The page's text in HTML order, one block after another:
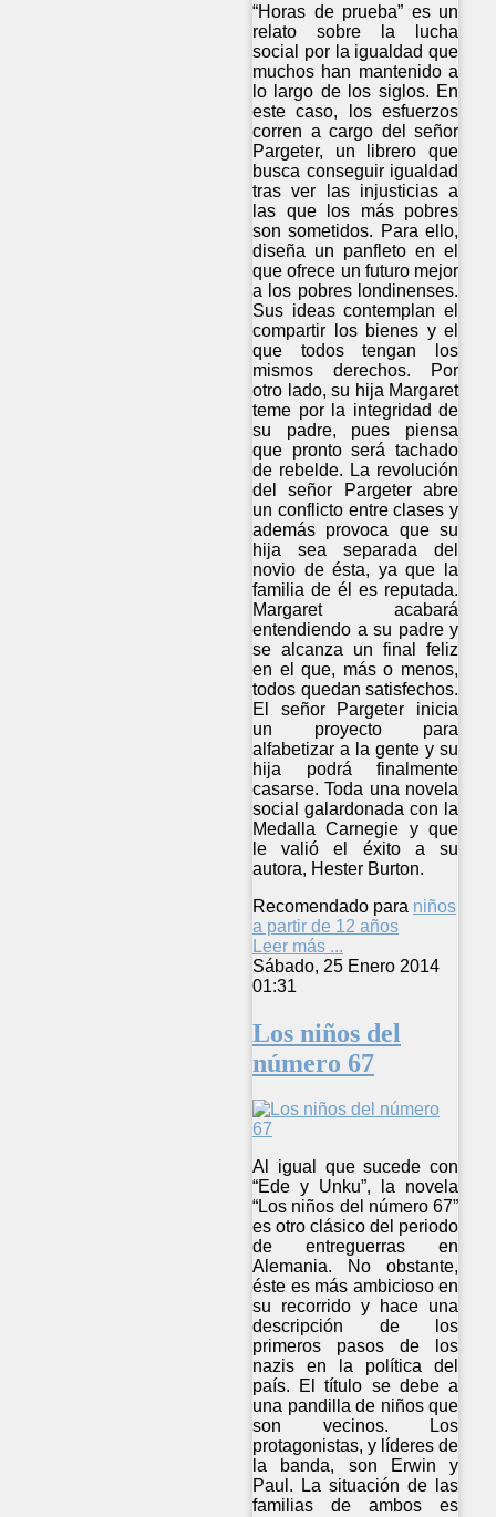
“Horas de prueba” es un
relato sobre la lucha
social por la igualdad que
muchos han mantenido a
lo largo de los siglos. En
este caso, los esfuerzos
corren a cargo del señor
Pargeter, un librero que
busca conseguir igualdad
tras ver las injusticias a
las que los más pobres
son sometidos. Para ello,
diseña un panfleto en el
que ofrece un futuro mejor
a los pobres londinenses.
Sus ideas contemplan el
compartir los bienes y el
que todos tengan los
mismos derechos. Por
otro lado, su hija Margaret
teme por la integridad de
su padre, pues piensa
que pronto será tachado
de rebelde. La revolución
del señor Pargeter abre
un conflicto entre clases y
además provoca que su
hija sea separada del
novio de ésta, ya que la
familia de él es reputada.
Margaret acabará
entendiendo a su padre y
se alcanza un final feliz
en el que, más o menos,
todos quedan satisfechos.
El señor Pargeter inicia
un proyecto para
alfabetizar a la gente y su
hija podrá finalmente
casarse. Toda una novela
social galardonada con la
Medalla Carnegie y que
le valió el éxito a su
autora, Hester Burton.
Recomendado para niños
a partir de 12 años
Leer más ...
Sábado, 25 Enero 2014
01:31
Los niños del
número 67
Al igual que sucede con
“Ede y Unku”, la novela
“Los niños del número 67”
es otro clásico del periodo
de entreguerras en
Alemania. No obstante,
éste es más ambicioso en
su recorrido y hace una
descripción de los
primeros pasos de los
nazis en la política del
país. El título se debe a
una pandilla de niños que
son vecinos. Los
protagonistas, y líderes de
la banda, son Erwin y
Paul. La situación de las
familias de ambos es